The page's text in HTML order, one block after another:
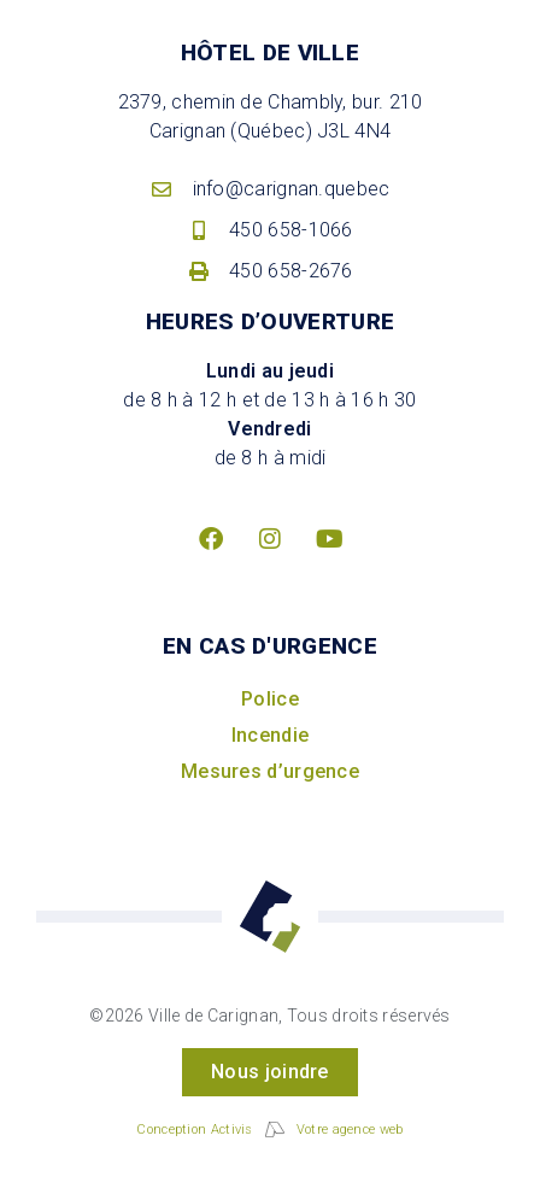
HÔTEL DE VILLE
2379, chemin de Chambly, bur. 210
Carignan (Québec) J3L 4N4
info@carignan.quebec
450 658-1066
450 658-2676
HEURES D’OUVERTURE
Lundi au jeudi
de 8 h à 12 h et de 13 h à 16 h 30
Vendredi
de 8 h à midi
EN CAS D'URGENCE
Police
Incendie
Mesures d’urgence
©2026 Ville de Carignan, Tous droits réservés
Nous joindre
Conception Activis Votre agence web